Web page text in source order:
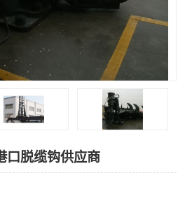
口脱缆钩供应商
火车鹤管
顶部鹤管
低温鹤管
鹤管